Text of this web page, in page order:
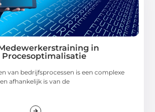
in
Procesoptimalisatie
van bedrijfsprocessen is een complexe
afhankelijk is van de